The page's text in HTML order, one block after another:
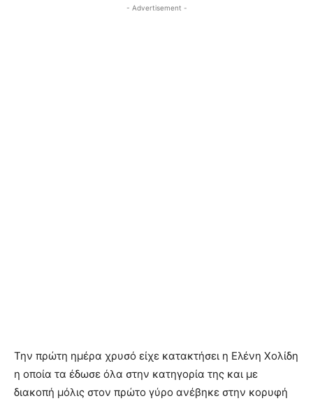
- Advertisement -
Την πρώτη ημέρα χρυσό είχε κατακτήσει η Ελένη Χολίδη
η οποία τα έδωσε όλα στην κατηγορία της και με
διακοπή μόλις στον πρώτο γύρο ανέβηκε στην κορυφή